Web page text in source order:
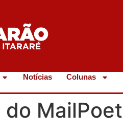
Notícias Colunas
do MailPoet